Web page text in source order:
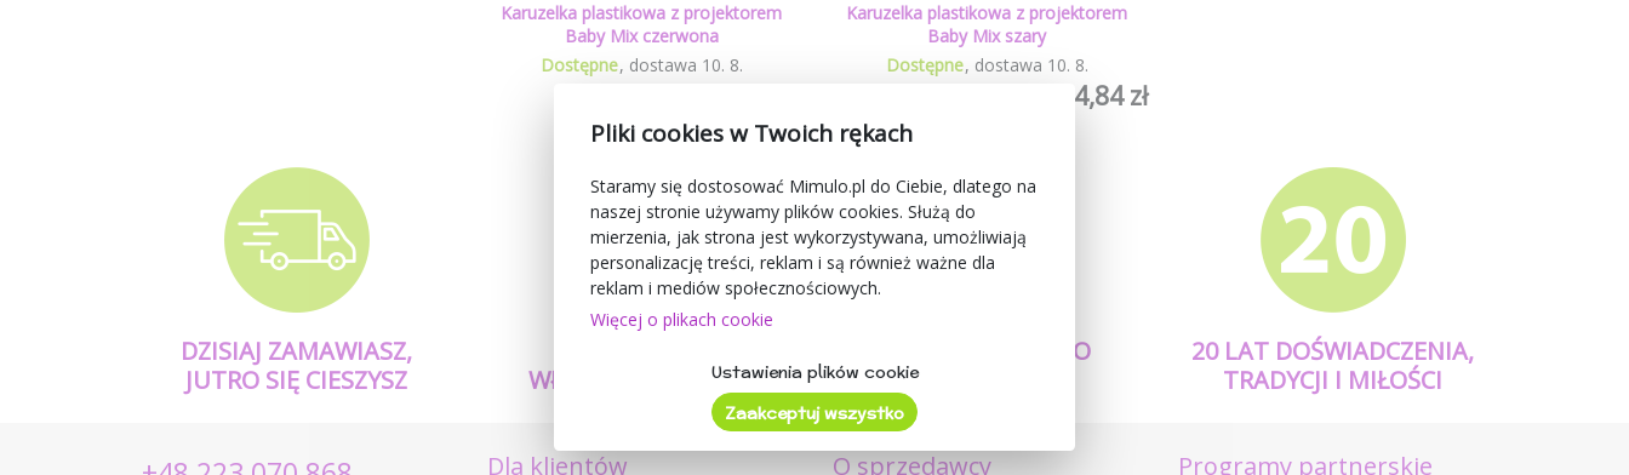
Karuzelka plastikowa z projektorem
Baby Mix czerwona
Dostępne dostawa 10. 8.
Karuzelka plastikowa z projektorem
Baby Mix szary
Dostępne dostawa 10. 8.
224,84 zł
DZISIAJ ZAMAWIASZ,
JUTRO SIĘ CIESZYSZ
WŁASNE PRODUKTY
BEZPIECZEŃSTWO
20 LAT DOŚWIADCZENIA,
TRADYCJI I MIŁOŚCI
Dla klientów O sprzedawcy Programy partnerskie
Pliki cookies w Twoich rękach
Staramy się dostosować Mimulo.pl do Ciebie, dlatego na
naszej stronie używamy plików cookies. Służą do
mierzenia, jak strona jest wykorzystywana, umożliwiają
personalizację treści, reklam i są również ważne dla
reklam i mediów społecznościowych.
Więcej o plikach cookie
Ustawienia plików cookie
Zaakceptuj wszystko